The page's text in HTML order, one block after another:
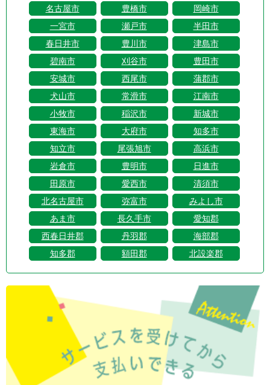
名古屋市 豊橋市
岡崎市
一宮市
瀬戸市
半田市
春日井市
豊川市
津島市
碧南市
刈谷市
豊田市
安城市
西尾市
蒲郡市
犬山市
常滑市
江南市
小牧市
稲沢市
新城市
東海市
大府市
知多市
知立市
尾張旭市
高浜市
岩倉市
豊明市
日進市
田原市
愛西市
清須市
北名古屋市
弥富市
みよし市
あま市
長久手市
愛知郡
西春日井郡
丹羽郡
海部郡
知多郡
額田郡 北設楽郡